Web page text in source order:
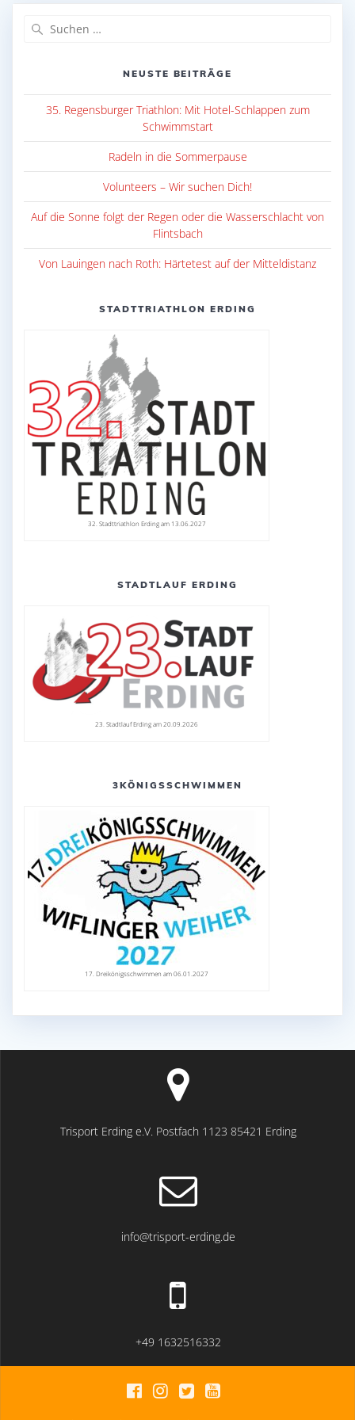
NEUSTE BEITRÄGE
35. Regensburger Triathlon: Mit Hotel-Schlappen zum
Schwimmstart
Radeln in die Sommerpause
Volunteers – Wir suchen Dich!
Auf die Sonne folgt der Regen oder die Wasserschlacht von
Flintsbach
Von Lauingen nach Roth: Härtetest auf der Mitteldistanz
STADTTRIATHLON ERDING
32. Stadttriathlon Erding am 13.06.2027
STADTLAUF ERDING
23. Stadtlauf Erding am 20.09.2026
3KÖNIGSSCHWIMMEN
17. Dreikönigsschwimmen am 06.01.2027
Trisport Erding e.V. Postfach 1123 85421 Erding
info@trisport-erding.de
+49 1632516332